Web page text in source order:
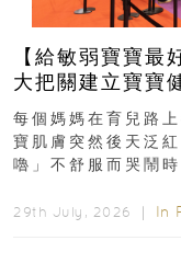
【給敏弱寶寶最
大把關建立寶寶
每個媽媽在育兒路
寶肌膚突然後天泛
嚕」不舒服而哭鬧
29th July, 2026 ｜ In